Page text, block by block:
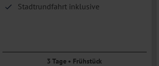
Stadtrundfahrt inklusive
3 Tage • Frühstück